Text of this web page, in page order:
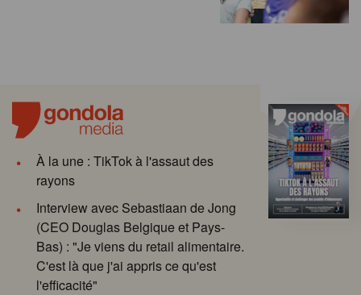
À la une : TikTok à l'assaut des
rayons
Interview avec Sebastiaan de Jong
(CEO Douglas Belgique et Pays-
Bas) : "Je viens du retail alimentaire.
C'est là que j'ai appris ce qu'est
l'efficacité"